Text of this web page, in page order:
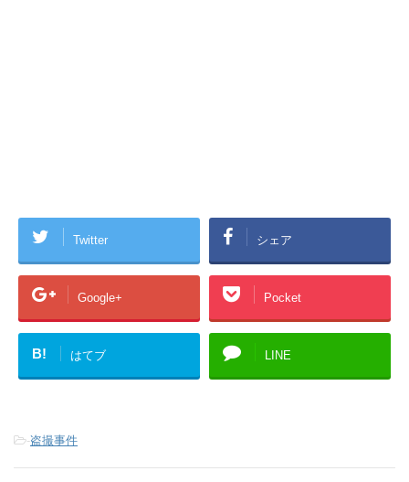
Twitter シェア
Google+ Pocket
B! はてブ LINE
-盗撮事件